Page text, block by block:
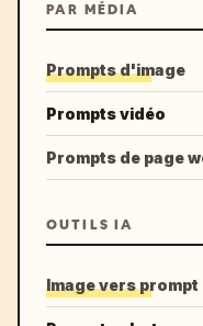
PAR MÉDIA
Prompts d'image
Prompts vidéo
Prompts de page
OUTILS IA
Image vers prompt